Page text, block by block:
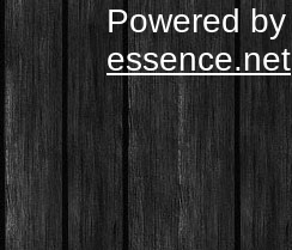
Powered by
essence.net